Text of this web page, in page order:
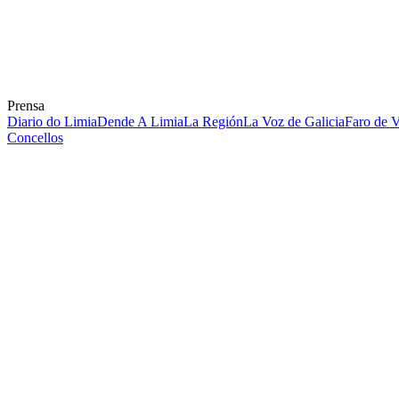
Prensa
Diario do LimiaDende A LimiaLa RegiónLa Voz de GaliciaFaro de
Concellos